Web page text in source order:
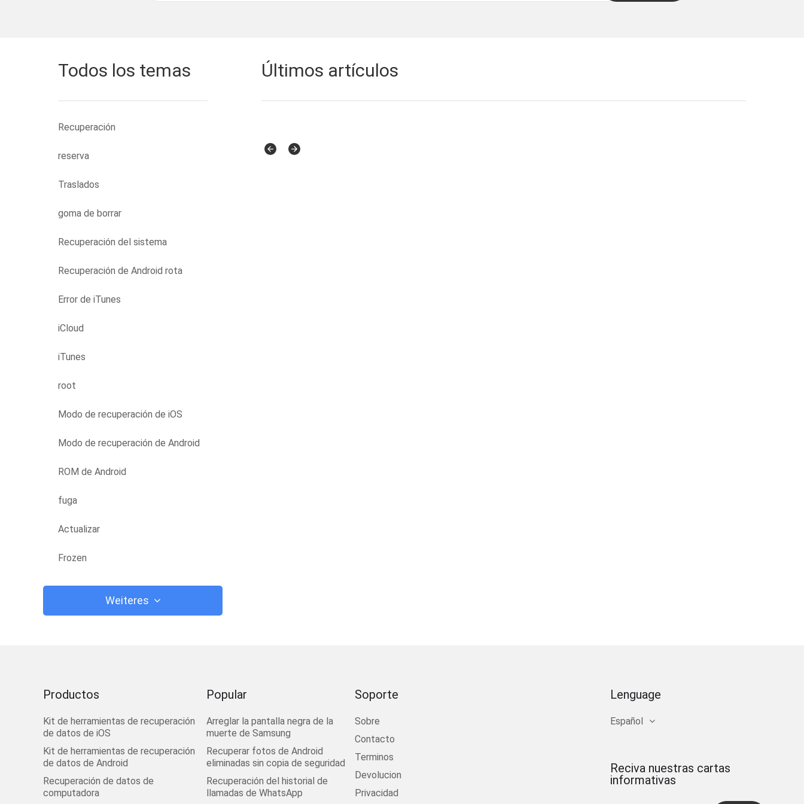
Todos los temas
Recuperación
reserva
Traslados
goma de borrar
Recuperación del sistema
Recuperación de Android rota
Error de iTunes
iCloud
iTunes
root
Modo de recuperación de iOS
Modo de recuperación de Android
ROM de Android
fuga
Actualizar
Frozen
Weiteres
Últimos artículos
Productos
Kit de herramientas de recuperación
de datos de iOS
Kit de herramientas de recuperación
de datos de Android
Recuperación de datos de
computadora
Popular
Arreglar la pantalla negra de la
muerte de Samsung
Recuperar fotos de Android
eliminadas sin copia de seguridad
Recuperación del historial de
llamadas de WhatsApp
Soporte
Sobre
Contacto
Terminos
Devolucion
Privacidad
Lenguage
Español
Reciva nuestras cartas
informativas